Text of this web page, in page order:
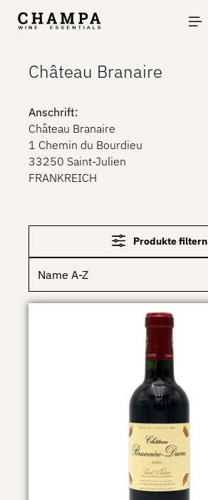
Zum Hauptinhalt springen
Château Branaire
Anschrift:
Château Branaire
1 Chemin du Bourdieu
33250 Saint-Julien
FRANKREICH
Produkte filtern